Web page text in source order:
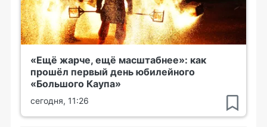
«Ещё жарче, ещё масштабнее»: как
прошёл первый день юбилейного
«Большого Каупа»
сегодня, 11:26